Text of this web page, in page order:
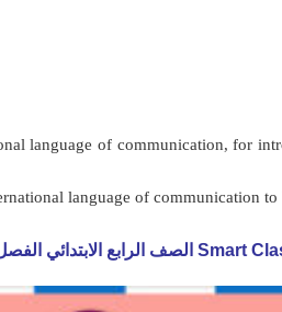
language of communication, for